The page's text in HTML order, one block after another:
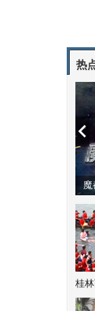
热
魔
桂